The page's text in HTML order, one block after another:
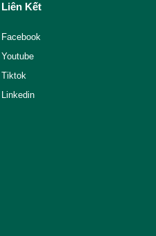
Liên Kết
Facebook
Youtube
Tiktok
Linkedin